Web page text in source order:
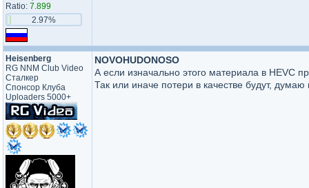
Ratio: 7.899
2.97%
Heisenberg
RG NNM Club Video
Сталкер
Спонсор Клуба
Uploaders 5000+
NOVOHUDONOSO
А если изначально этого материала в HEVC
Так или иначе потери в качестве будут,